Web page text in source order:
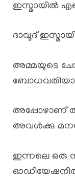
ഇസ്മായിൽ
ദാവൂദ്
അമ്മയുടെ
അപ്പോഴാണ്
അവൾക്കു
ഇന്നലെ ഒരു